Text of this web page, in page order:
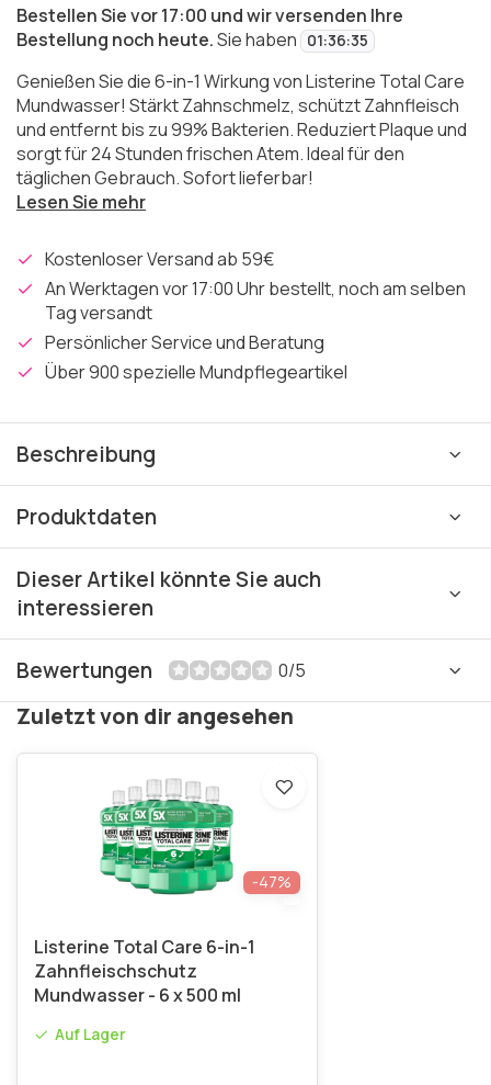
Bestellen Sie vor 17:00 und wir versenden Ihre
Bestellung noch heute.Sie haben 01:36:35
Genießen Sie die 6-in-1 Wirkung von Listerine Total Care
Mundwasser! Stärkt Zahnschmelz, schützt Zahnfleisch
und entfernt bis zu 99% Bakterien. Reduziert Plaque und
sorgt für 24 Stunden frischen Atem. Ideal für den
täglichen Gebrauch. Sofort lieferbar!
Lesen Sie mehr
Kostenloser Versand ab 59€
An Werktagen vor 17:00 Uhr bestellt, noch am selben
Tag versandt
Persönlicher Service und Beratung
Über 900 spezielle Mundpflegeartikel
Beschreibung
Produktdaten
Dieser Artikel könnte Sie auch
interessieren
Bewertungen 0/5
Zuletzt von dir angesehen
-47%
Listerine Total Care 6-in-1
Zahnfleischschutz
Mundwasser - 6 x 500 ml
Auf Lager